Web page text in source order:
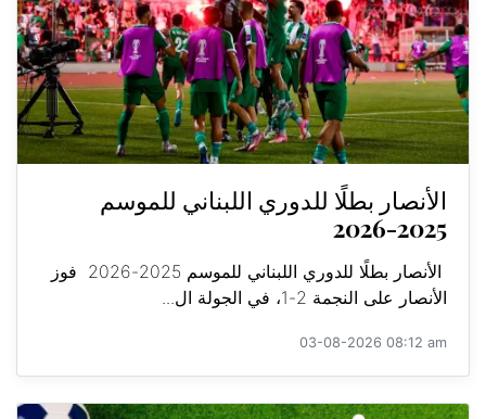
الأنصار بطلًا للدوري اللبناني للموسم
2025-2026
الأنصار بطلًا للدوري اللبناني للموسم 2025-2026 فوز
الأنصار على النجمة 2-1، في الجولة ال...
03-08-2026 08:12 am